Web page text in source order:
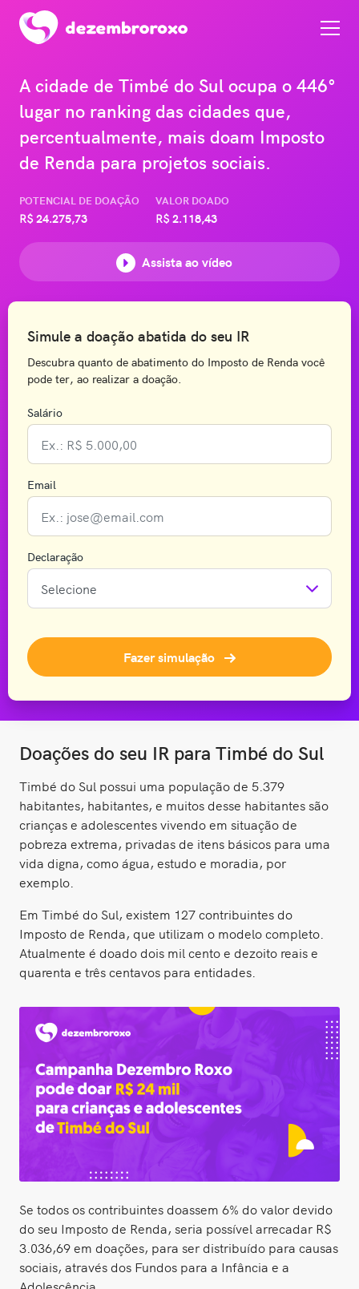
Doações do seu IR para Timbé do Sul
Timbé do Sul possui uma população de 5.379
habitantes, habitantes, e muitos desse habitantes são
crianças e adolescentes vivendo em situação de
pobreza extrema, privadas de itens básicos para uma
vida digna, como água, estudo e moradia, por
exemplo.
Em Timbé do Sul, existem 127 contribuintes do
Imposto de Renda, que utilizam o modelo completo.
Atualmente é doado dois mil cento e dezoito reais e
quarenta e três centavos para entidades.
Se todos os contribuintes doassem 6% do valor devido
do seu Imposto de Renda, seria possível arrecadar R$
3.036,69 em doações, para ser distribuído para causas
sociais, através dos Fundos para a Infância e a
A cidade de Timbé do Sul ocupa o 446°
lugar no ranking das cidades que,
percentualmente, mais doam Imposto
de Renda para projetos sociais.
POTENCIAL DE DOAÇÃO
R$24.275,73
VALOR DOADO
R$2.118,43
Assista ao vídeo
Simule a doação abatida do seu IR
Descubra quanto de abatimento do Imposto de Renda você
pode ter, ao realizar a doação.
Salário
Email
Declaração
Fazer simulação